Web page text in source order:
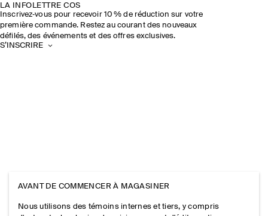
LA INFOLETTRE COS
Inscrivez‑vous pour recevoir 10 % de réduction sur votre
première commande. Restez au courant des nouveaux
défilés, des événements et des offres exclusives.
S’INSCRIRE
AVANT DE COMMENCER À MAGASINER
Nous utilisons des témoins internes et tiers, y compris